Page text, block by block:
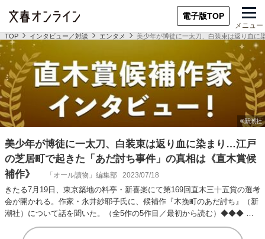
電子版TOP
メニュー
TOP インタビュー／対談 エンタメ 美少年が博徒に一太刀、白装束は返り血
美少年が博徒に一太刀、白装束は返り血に染まり…江戸
の芝居町で起きた「あだ討ち事件」の真相は《直木賞候
補作》
「オール讀物」編集部 2023/07/18
きたる7月19日、東京築地の料亭・新喜楽にて第169回直木三十五賞の選考
会が開かれる。作家・永井紗耶子氏に、候補作『木挽町のあだ討ち』（新
潮社）について話を聞いた。（全5作の5作目／最初から読む）◆◆◆ 大
姫入内を…